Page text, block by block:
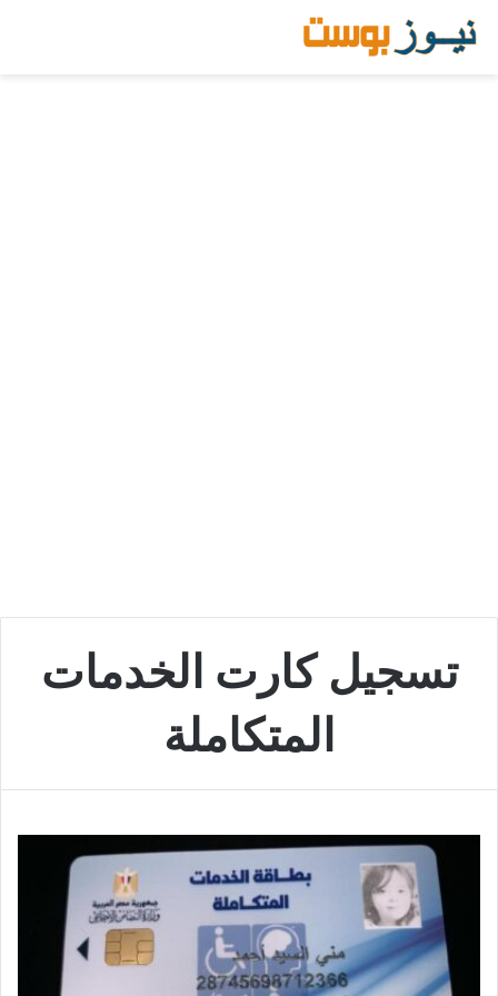
تسجيل كارت الخدمات
المتكاملة